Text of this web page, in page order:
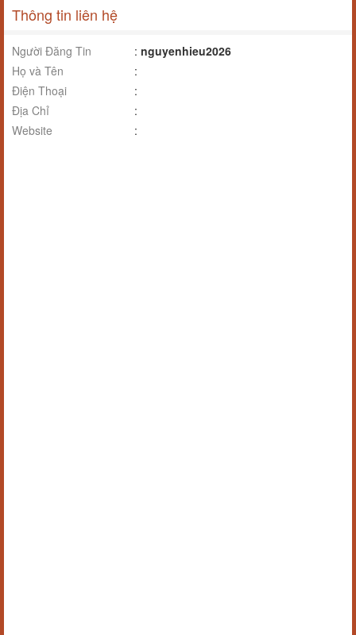
Thông tin liên hệ
Người Đăng Tin : nguyenhieu2026
Họ và Tên
:
Điện Thoại
:
Địa Chỉ
:
Website
: